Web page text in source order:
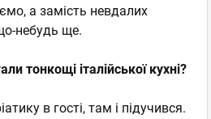
а замість невдалих
небудь ще.
тонкощі італійської кухні?
в гості, там і підучився.